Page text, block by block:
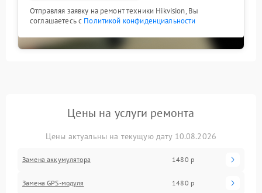
Отправляя заявку на ремонт техники Hikvision, Вы
соглашаетесь с Политикой конфиденциальности
Цены на услуги ремонта
Цены актуальны на текущую дату 10.08.2026
Замена аккумулятора 1480 р
Замена GPS-модуля 1480 р